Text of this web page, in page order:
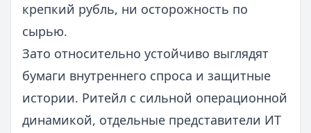
крепкий рубль, ни осторожность по
сырью.
Зато относительно устойчиво выглядят
бумаги внутреннего спроса и защитные
истории. Ритейл с сильной операционной
динамикой, отдельные представители ИТ